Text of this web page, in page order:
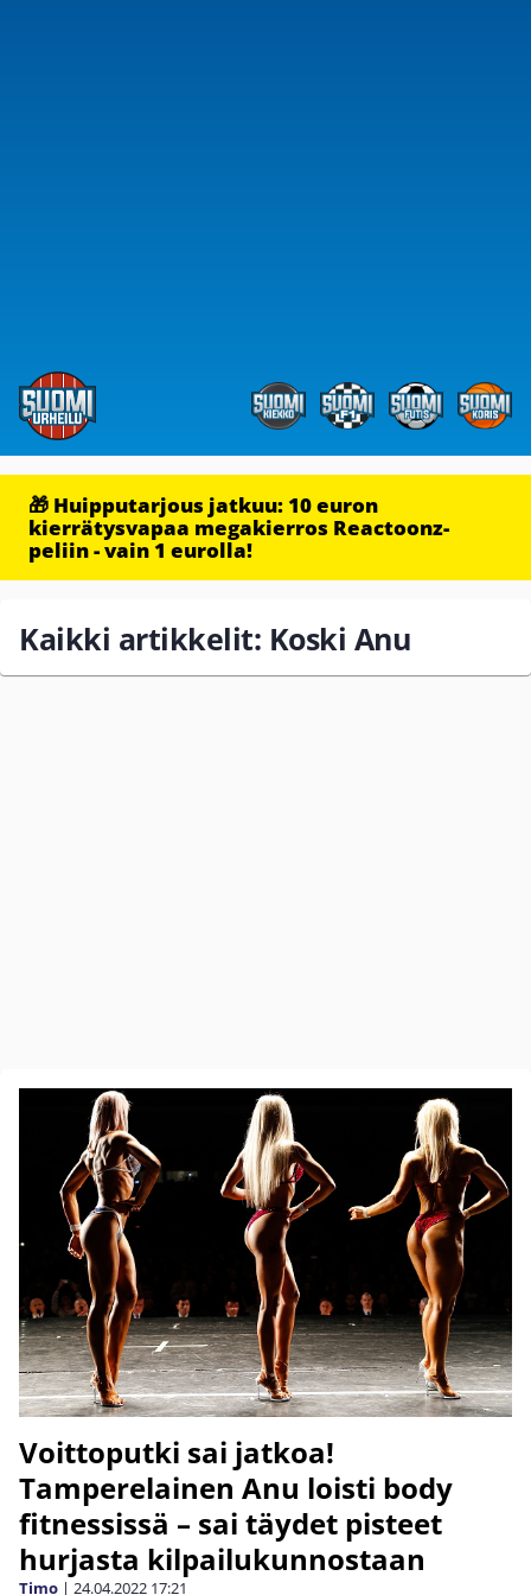
🎁 Huipputarjous jatkuu: 10 euron
kierrätysvapaa megakierros Reactoonz-
peliin - vain 1 eurolla!
Kaikki artikkelit: Koski Anu
Voittoputki sai jatkoa!
Tamperelainen Anu loisti body
fitnessissä – sai täydet pisteet
hurjasta kilpailukunnostaan
Timo | 24.04.2022 17:21